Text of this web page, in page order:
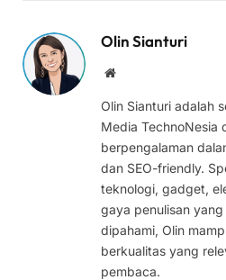
Olin Sianturi
Website
Olin Sianturi adalah
Media TechnoNesia
berpengalaman
dan SEO-friendly.
teknologi, gadget,
gaya penulisan
dipahami, Olin
berkualitas yang
pembaca.